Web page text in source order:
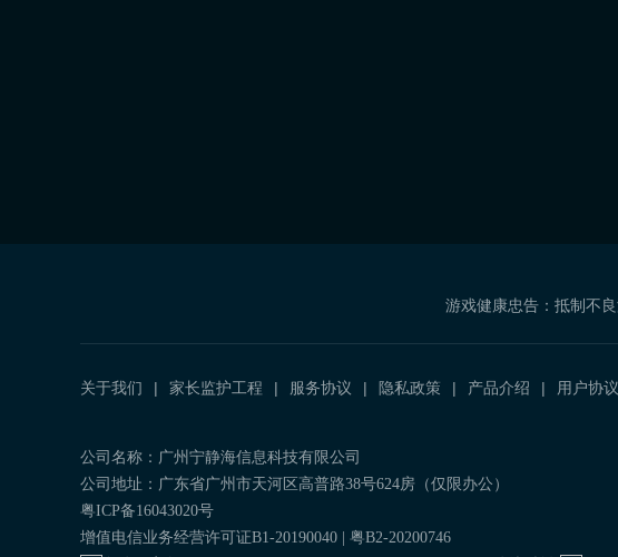
游戏健康忠告：抵制不
关于我们 家长监护工程 服务协议 隐私政策 产品介绍 用户协议
公司名称：广州宁静海信息科技有限公司
公司地址：广东省广州市天河区高普路38号624房（仅限办公）
粤ICP备16043020号
增值电信业务经营许可证B1-20190040 | 粤B2-20200746